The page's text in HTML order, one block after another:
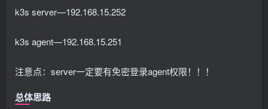
k3s server—192.168.15.252
k3s agent—192.168.15.251
注意点：server一定要有免密登录agent权限！！！
总体思路